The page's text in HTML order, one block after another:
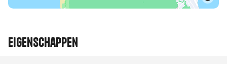
Eigenschappen